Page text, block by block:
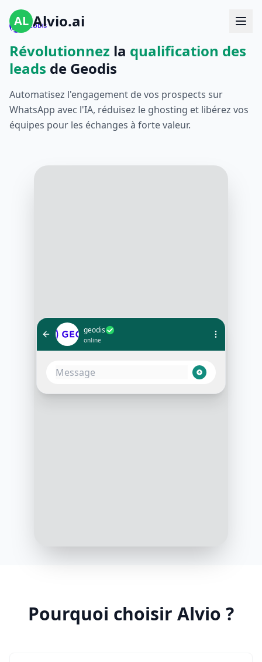
AL Alvio.ai
Révolutionnez la qualification des
leads de Geodis
Automatisez l'engagement de vos prospects sur
WhatsApp avec l'IA, réduisez le ghosting et libérez vos
équipes pour les échanges à forte valeur.
geodis
online
Bonjour ! Je suis l'assistant virtuel
d'Alvio pour Geodis
10:05
Pourquoi choisir Alvio ?